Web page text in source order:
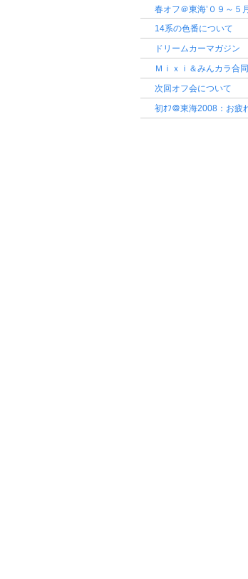
春オフ＠東海’０９～
14系の色番について
ドリームカーマガジン
Ｍｉｘｉ＆みんカラ合
次回オフ会について
初ｵﾌ＠東海2008：お疲